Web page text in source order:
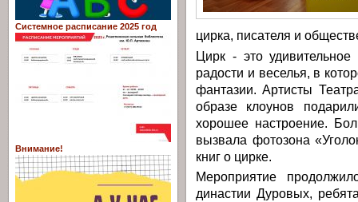
цирка, писателя и
Цирк - это
радости и веселья, в
фантазии. Артисты
образе клоунов
хорошее настроение.
вызвала фотозона
книг о цирке.
Мероприятие
династии Дуровых,
Системное расписание 2025 год
Внимание!